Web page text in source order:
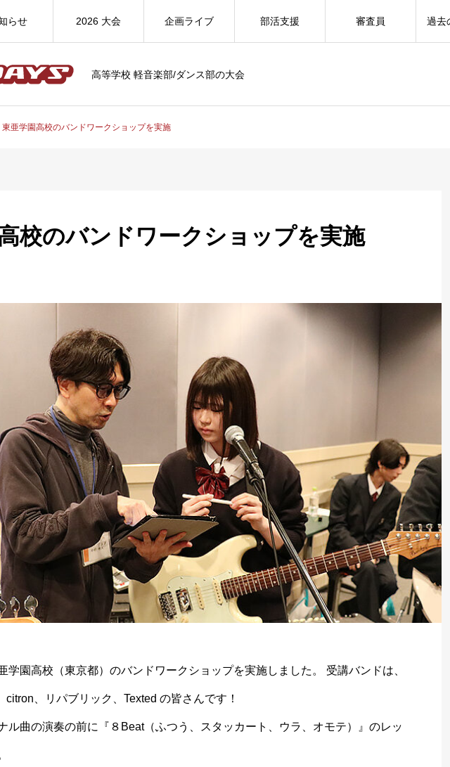
高等学校 軽音楽部/ダンス部の大会
らせ 2026 大会 企画ライブ 部活支援 審査員 過去
東亜学園高校のバンドワークショップを実施
校のバンドワークショップを実施
学園高校（東京都）のバンドワークショップを実施しました。 受講バンドは、
citron、リパブリック、Texted の皆さんです！
ル曲の演奏の前に『８Beat（ふつう、スタッカート、ウラ、オモテ）』のレッ